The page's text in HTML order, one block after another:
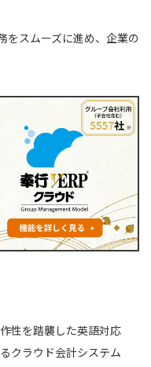
をスムーズに進め、企業の
性を踏襲した英語対応
クラウド会計システム